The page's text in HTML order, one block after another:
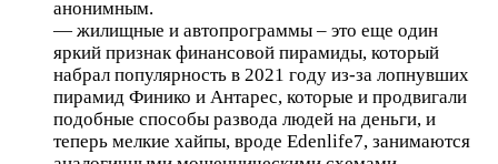
анонимным.
— жилищные и автопрограммы – это еще один
яркий признак финансовой пирамиды, который
набрал популярность в 2021 году из-за лопнувших
пирамид Финико и Антарес, которые и продвигали
подобные способы развода людей на деньги, и
теперь мелкие хайпы, вроде Edenlife7, занимаются